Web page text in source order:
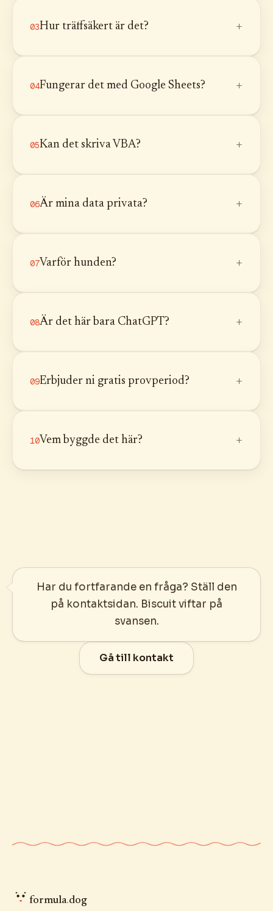
03Hur träffsäkert är det? +
04Fungerar det med Google Sheets? +
05Kan det skriva VBA? +
06Är mina data privata? +
07Varför hunden? +
08Är det här bara ChatGPT? +
09Erbjuder ni gratis provperiod? +
10Vem byggde det här? +
Har du fortfarande en fråga? Ställ den
på kontaktsidan. Biscuit viftar på
svansen.
Gå till kontakt
formula.dog